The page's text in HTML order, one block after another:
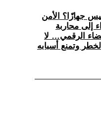
جهازًا؟ الأمن
إلى محاربة
الرقمي… لا
وتمنع أسبابه